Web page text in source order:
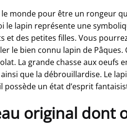
monde pour être un rongeur
le lapin représente une
et des petites filles. Vous
le bien connu lapin de
La grande chasse aux
que la débrouillardise. Le
possède un état d’esprit
original dont